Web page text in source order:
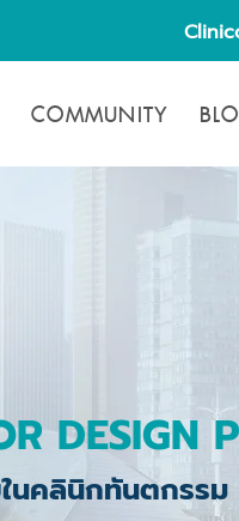
COMMUNITY
DESIGN
นคลินิกทันตกรรม